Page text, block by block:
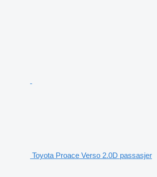
Toyota Proace Verso 2.0D passasjer